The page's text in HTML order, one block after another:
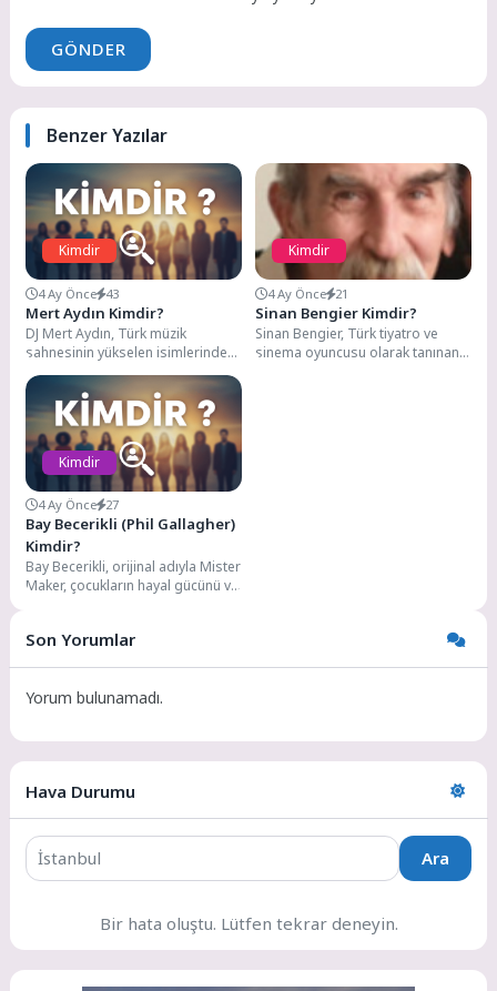
GÖNDER
Benzer Yazılar
Kimdir
4 Ay Önce 43
Mert Aydın Kimdir?
DJ Mert Aydın, Türk müzik
sahnesinin yükselen isimlerinden
biri olarak tanınan bir DJ, müzik
prodüktörü...
Kimdir
4 Ay Önce 21
Sinan Bengier Kimdir?
Sinan Bengier, Türk tiyatro ve
sinema oyuncusu olarak tanınan
Kimdir
4 Ay Önce 27
Bay Becerikli (Phil Gallagher)
Kimdir?
Bay Becerikli, orijinal adıyla Mister
Maker, çocukların hayal gücünü ve
Son Yorumlar
Yorum bulunamadı.
Hava Durumu
Ara
Bir hata oluştu. Lütfen tekrar deneyin.